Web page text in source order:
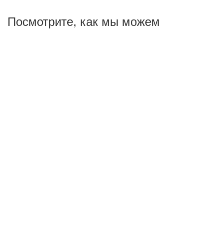
Посмотрите, как мы можем